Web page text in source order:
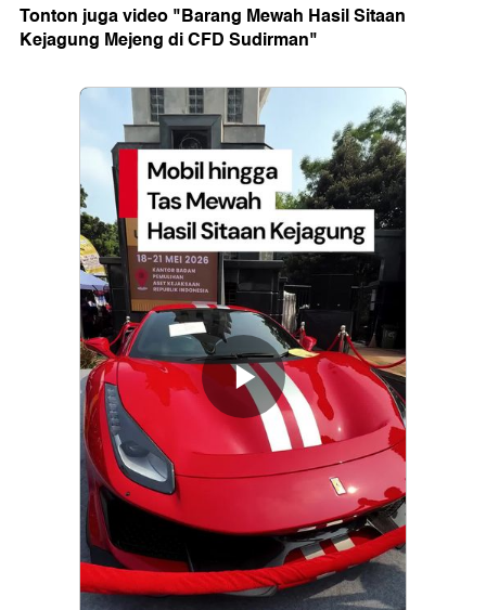
Tonton juga video "Barang Mewah Hasil Sitaan
Kejagung Mejeng di CFD Sudirman"